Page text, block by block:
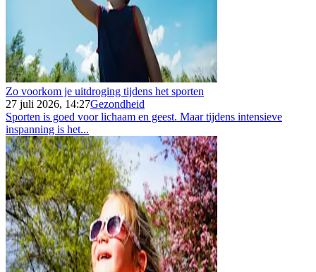
Zo voorkom je uitdroging tijdens het sporten
27 juli 2026, 14:27Gezondheid
Sporten is goed voor lichaam en geest. Maar tijdens intensieve
inspanning is het...